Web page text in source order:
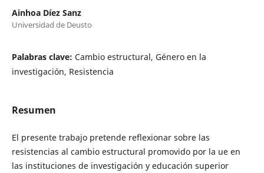
Ainhoa Díez Sanz
Universidad de Deusto
Palabras clave: Cambio estructural, Género en la
investigación, Resistencia
Resumen
El presente trabajo pretende reflexionar sobre las
resistencias al cambio estructural promovido por la ue en
las instituciones de investigación y educación superior